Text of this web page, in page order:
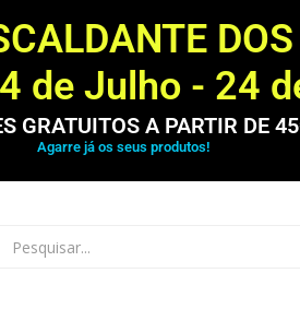
de Julho - 24
GRATUITOS A PARTIR DE
Agarre já os seus produtos!